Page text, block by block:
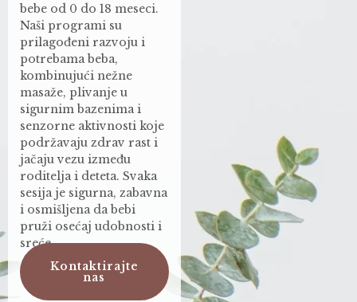
bebe od 0 do 18 meseci.
Naši programi su
prilagođeni razvoju i
potrebama beba,
kombinujući nežne
masaže, plivanje u
sigurnim bazenima i
senzorne aktivnosti koje
podržavaju zdrav rast i
jačaju vezu između
roditelja i deteta. Svaka
sesija je sigurna, zabavna
i osmišljena da bebi
pruži osećaj udobnosti i
sreće.
Kontaktirajte
nas